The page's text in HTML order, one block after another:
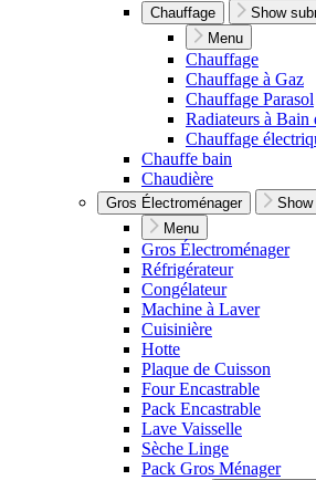
Chauffage
Show
Menu
Chauffage
Chauffage à Gaz
Chauffage Parasol
Radiateurs à Bain
Chauffage
Chauffe bain
Chaudière
Gros Électroménager
Menu
Gros Électroménager
Réfrigérateur
Congélateur
Machine à Laver
Cuisinière
Hotte
Plaque de Cuisson
Four Encastrable
Pack Encastrable
Lave Vaisselle
Sèche Linge
Pack Gros Ménager